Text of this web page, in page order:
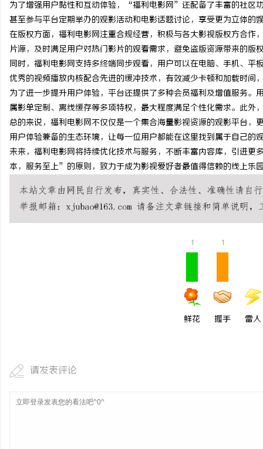
为了增强用户黏性和互动体验，“福利电影网”还配备了丰富的社区
甚至参与平台定期举办的观影活动和电影话题讨论，享受更为立体的
在版权方面，福利电影网注重合规经营，积极与各大影视版权方合
片源，及时满足用户对热门影片的观看需求，避免盗版资源带来的版
同时，福利电影网支持多终端同步观看，用户可以在电脑、手机、
优秀的视频播放内核配合先进的缓冲技术，有效减少卡顿和加载时间
为了进一步提升用户体验，平台还提供了多种会员福利及增值服务
属影单定制、离线缓存等多项特权，最大程度满足个性化需求。此
总的来说，福利电影网不仅仅是一个集合海量影视资源的观影平台
用户体验兼备的生态环境，让每一位用户都能在这里找到属于自己的
未来，福利电影网将持续优化技术与服务，不断丰富内容库，引进
本，服务至上”的原则，致力于成为影视爱好者最值得信赖的线上乐
1
鲜花
1
握手 雷人
请发表评论
婉灵动，一眼万年！久匠量身定制的眉眼
，才是你整张脸的点睛之笔！淡颜系女生的
商标买卖：：如何把握